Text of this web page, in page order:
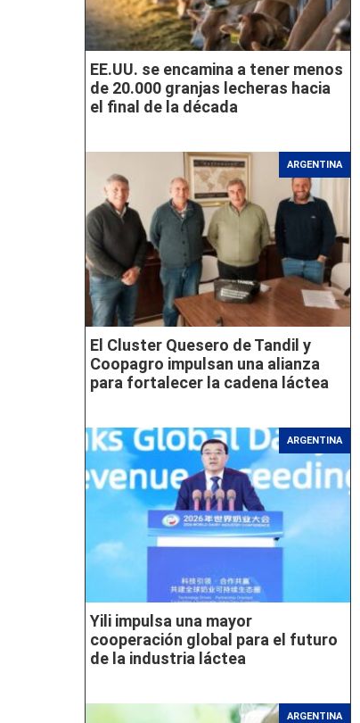
EE.UU. se encamina a tener menos
de 20.000 granjas lecheras hacia
el final de la década
ARGENTINA
El Cluster Quesero de Tandil y
Coopagro impulsan una alianza
para fortalecer la cadena láctea
ARGENTINA
Yili impulsa una mayor
cooperación global para el futuro
de la industria láctea
ARGENTINA